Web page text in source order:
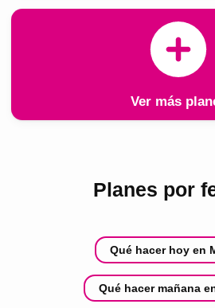
Ver más
Planes por
Qué hacer hoy en
Qué hacer mañana